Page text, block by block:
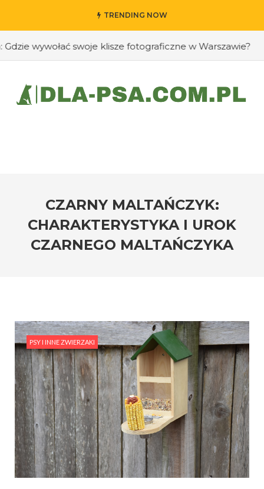
TRENDING NOW
wywołać swoje klisze fotograficzne w Warszawie?
CZARNY MALTAŃCZYK:
CHARAKTERYSTYKA I UROK
CZARNEGO MALTAŃCZYKA
PSY I INNE ZWIERZAKI